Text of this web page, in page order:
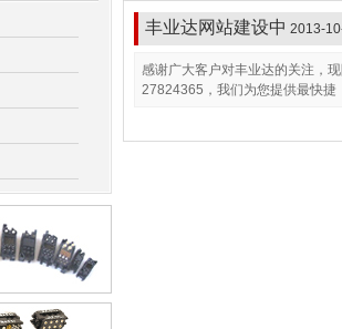
丰业达网站建设中 2013-
感谢广大客户对丰业达的关注，
27824365，我们为您提供最快捷